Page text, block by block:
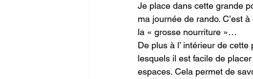
Je place dans cette grande
ma journée de rando. C’est
la « grosse nourriture »…
De plus à l’ intérieur de
lesquels il est facile de
espaces. Cela permet de